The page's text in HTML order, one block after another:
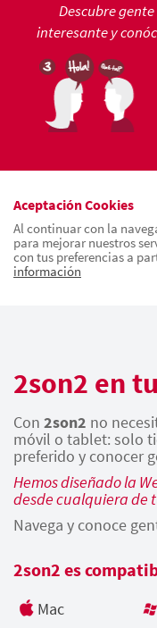
Descubre gente
interesante y
Aceptación Cookies
Al continuar con la
para mejorar nuestros
con tus preferencias a
información
2son2 en
Con 2son2 no
móvil o tablet: solo
preferido y conocer
Hemos diseñado la
desde cualquiera de
Navega y conoce
2son2 es
Mac